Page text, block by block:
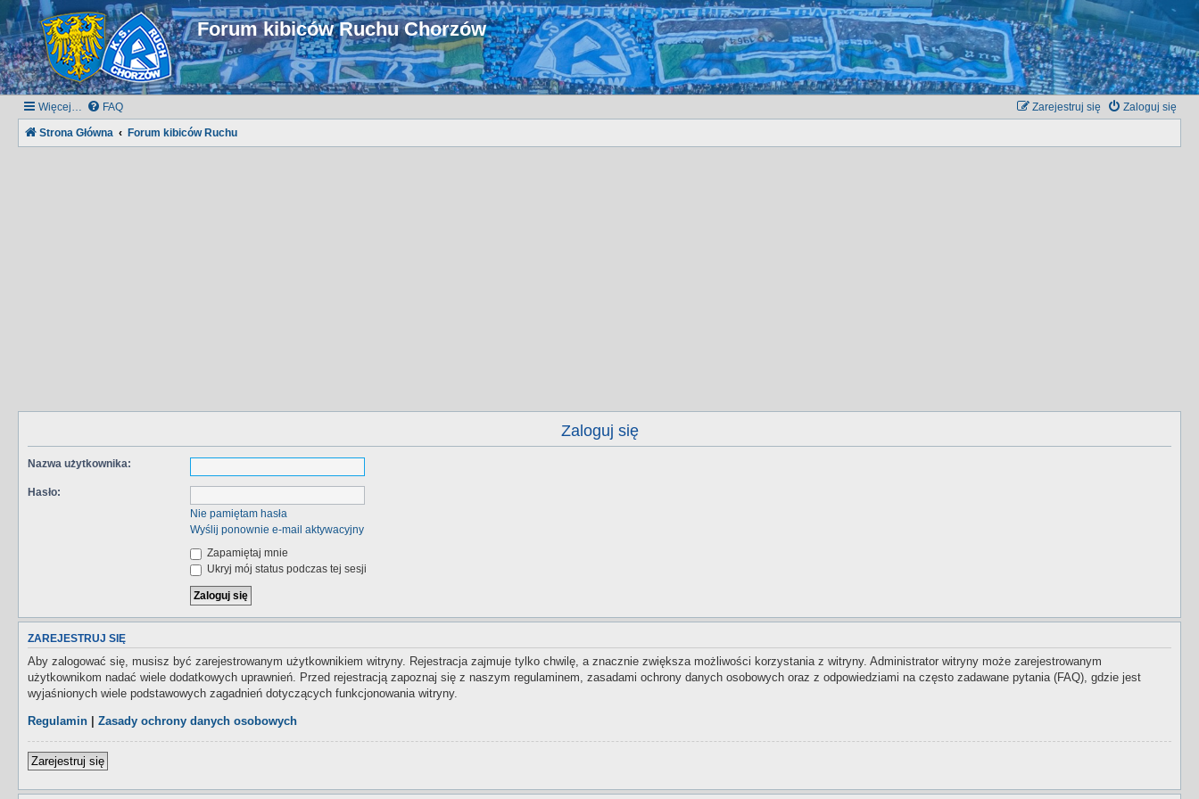
Forum kibiców Ruchu Chorzów
Więcej… FAQ Zaloguj się
Zarejestruj się
Strona Główna Forum kibiców Ruchu
Zaloguj się
Nazwa użytkownika:
Hasło:
Nie pamiętam hasła
Wyślij ponownie e-mail aktywacyjny
Zapamiętaj mnie
Ukryj mój status podczas tej sesji
ZAREJESTRUJ SIĘ
Aby zalogować się, musisz być zarejestrowanym użytkownikiem witryny. Rejestracja zajmuje tylko chwilę, a znacznie zwiększa możliwości korzystania z witryny. Administrator witryny może zarejestrowanym
użytkownikom nadać wiele dodatkowych uprawnień. Przed rejestracją zapoznaj się z naszym regulaminem, zasadami ochrony danych osobowych oraz z odpowiedziami na często zadawane pytania (FAQ), gdzie jest
wyjaśnionych wiele podstawowych zagadnień dotyczących funkcjonowania witryny.
Regulamin Zasady ochrony danych osobowych
Zarejestruj się